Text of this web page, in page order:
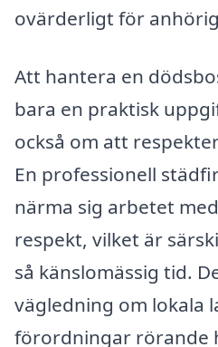
ovärderligt för
Att hantera en
bara en praktisk
också om att
En professionell
närma sig arbetet
respekt, vilket är
så känslomässig tid.
vägledning om lokala
förordningar rörande